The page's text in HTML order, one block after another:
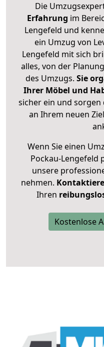
Die
Erfahrung im
Lengefeld und
ein Umzug von
Lengefeld mit sich
alles, von der
des Umzugs. Sie
Ihrer Möbel und
sicher ein und sorgen
an Ihrem neuen
Wenn Sie einen
Pockau-Lengefeld
unsere
nehmen.
Ihren
Kostenlose